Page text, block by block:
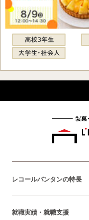
レコールバンタンの特長
就職実績・就職支援